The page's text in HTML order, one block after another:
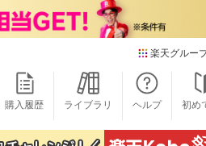
楽天グルー
本/
楽天ブ
電子
楽天
購入履歴 ライブラリ ヘルプ 初め